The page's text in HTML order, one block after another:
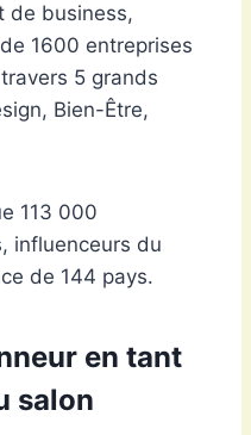
de business,
1600 entreprises
5 grands
Bien-Être,
113 000
influenceurs du
de 144 pays.
en tant
salon